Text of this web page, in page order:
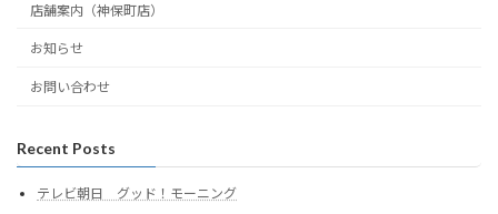
店舗案内（神保町店）
お知らせ
お問い合わせ
Recent Posts
テレビ朝日 グッド！モーニング